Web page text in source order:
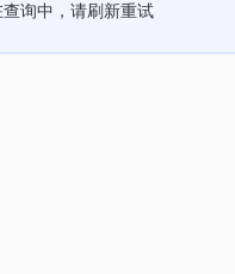
查询中，请刷新重试